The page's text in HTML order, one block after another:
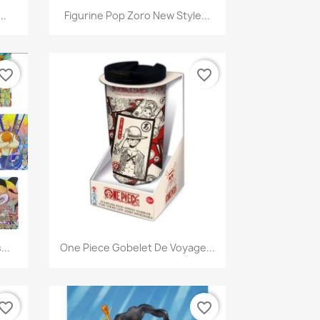
 Aperçu rapide
Figurine Pop Zoro New Style...
Aperçu rapide
One Piece Gobelet De Voyage...
favorite_border
favorite_border